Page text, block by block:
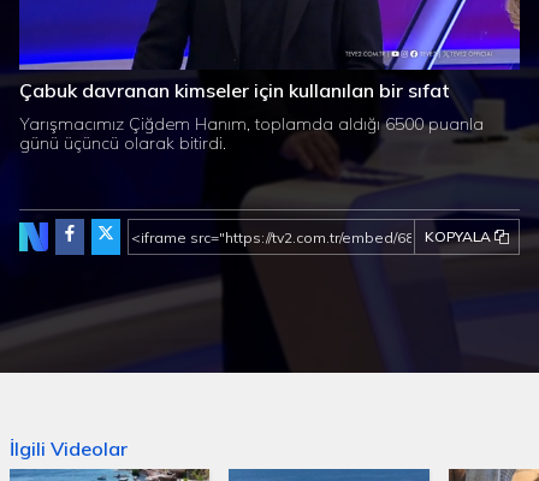
Süre Toplam
Süre
Çabuk davranan kimseler için kullanılan bir sıfat
Yarışmacımız Çiğdem Hanım, toplamda aldığı 6500 puanla
günü üçüncü olarak bitirdi.
KOPYALA
İlgili Videolar